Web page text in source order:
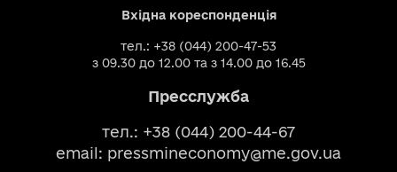
Вхідна кореспонденція
тел.: +38 (044) 200-47-53
з 09.30 до 12.00 та з 14.00 до 16.45
Пресслужба
тел.: +38 (044) 200-44-67
email: pressmineconomy@me.gov.ua